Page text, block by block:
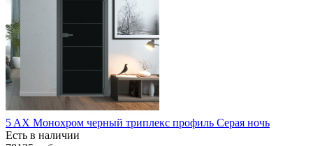
5 AX Монохром черный триплекс профиль Серая ночь
Есть в наличии